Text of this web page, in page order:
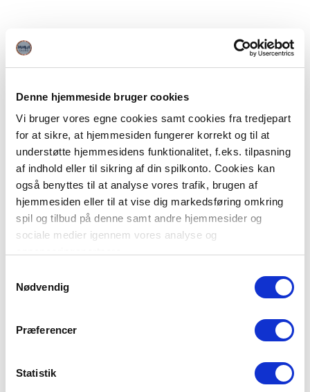
Denne hjemmeside bruger cookies
Vi bruger vores egne cookies samt cookies fra tredjepart
for at sikre, at hjemmesiden fungerer korrekt og til at
understøtte hjemmesidens funktionalitet, f.eks. tilpasning
af indhold eller til sikring af din spilkonto. Cookies kan
også benyttes til at analyse vores trafik, brugen af
hjemmesiden eller til at vise dig markedsføring omkring
spil og tilbud på denne samt andre hjemmesider og
sociale medier igennem vores analyse og
Du kan læse mere om vores brug af cookies under
"Detaljer" eller ved at klikke videre til vores Cookiepolitik,
Nødvendig
Præferencer
Statistik